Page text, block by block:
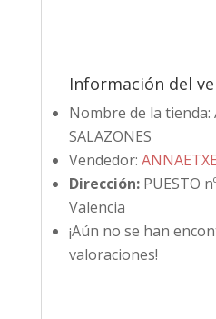
Información del
Nombre de la tienda:
SALAZONES
Vendedor:
Dirección: PUESTO
Valencia
¡Aún no se han
valoraciones!